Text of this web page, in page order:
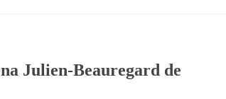
Julien-Beauregard de